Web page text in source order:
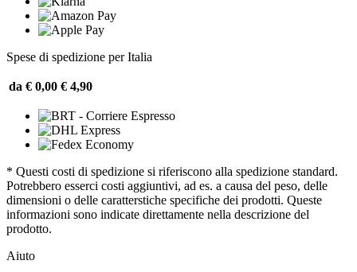
Spese di spedizione per Italia
da € 0,00 € 4,90
* Questi costi di spedizione si riferiscono alla spedizione standard.
Potrebbero esserci costi aggiuntivi, ad es. a causa del peso, delle
dimensioni o delle caratterstiche specifiche dei prodotti. Queste
informazioni sono indicate direttamente nella descrizione del
prodotto.
Aiuto